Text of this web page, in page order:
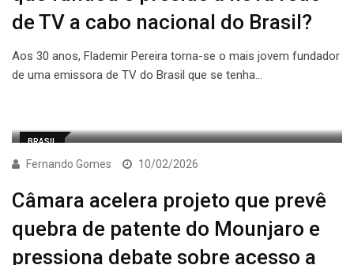
de TV a cabo nacional do Brasil?
Aos 30 anos, Flademir Pereira torna-se o mais jovem fundador
de uma emissora de TV do Brasil que se tenha…
BRASIL
Fernando Gomes 10/02/2026
Câmara acelera projeto que prevê
quebra de patente do Mounjaro e
pressiona debate sobre acesso a